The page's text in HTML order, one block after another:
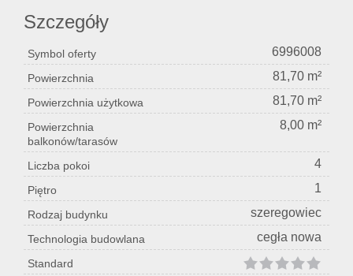
Szczegóły
Symbol oferty 6996008
Powierzchnia 81,70 m²
Powierzchnia użytkowa 81,70 m²
Powierzchnia
balkonów/tarasów
8,00 m²
Liczba pokoi 4
Piętro 1
Rodzaj budynku szeregowiec
Technologia budowlana cegła nowa
Standard